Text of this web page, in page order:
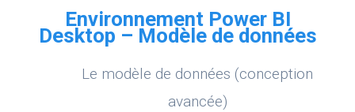
Environnement Power BI
Desktop – Modèle de données
Le modèle de données (conception
avancée)